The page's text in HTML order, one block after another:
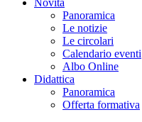
Novità
Panoramica
Le notizie
Le circolari
Calendario eventi
Albo Online
Didattica
Panoramica
Offerta formativa